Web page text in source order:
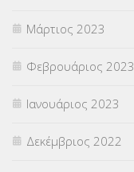
Μάρτιος 2023
Φεβρουάριος 2023
Ιανουάριος 2023
Δεκέμβριος 2022